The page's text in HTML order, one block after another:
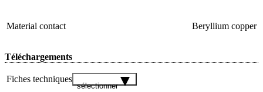
Material contact Beryllium copper
Téléchargements
Fiches techniques
sélectionner